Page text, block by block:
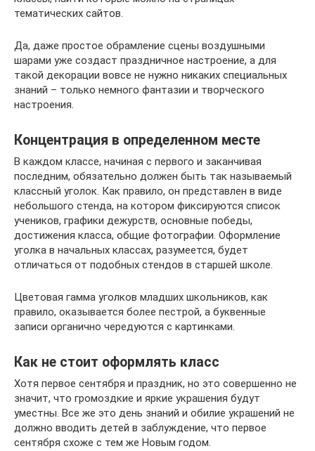
тематических сайтов.
Да, даже простое обрамление сцены воздушными
шарами уже создаст праздничное настроение, а для
такой декорации вовсе не нужно никаких специальных
знаний – только немного фантазии и творческого
настроения.
Концентрация в определенном месте
В каждом классе, начиная с первого и заканчивая
последним, обязательно должен быть так называемый
классный уголок. Как правило, он представлен в виде
небольшого стенда, на котором фиксируются список
учеников, графики дежурств, основные победы,
достижения класса, общие фотографии. Оформление
уголка в начальных классах, разумеется, будет
отличаться от подобных стендов в старшей школе.
Цветовая гамма уголков младших школьников, как
правило, оказывается более пестрой, а буквенные
записи органично чередуются с картинками.
Как не стоит оформлять класс
Хотя первое сентября и праздник, но это совершенно не
значит, что громоздкие и яркие украшения будут
уместны. Все же это день знаний и обилие украшений не
должно вводить детей в заблуждение, что первое
сентября схоже с тем же Новым годом.